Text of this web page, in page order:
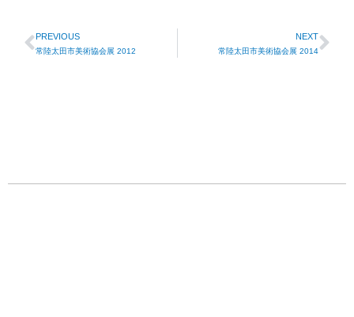
Prev
PREVIOUS
常陸太田市美術協会展 2012
NEXT
常陸太田市美術協会展 2014